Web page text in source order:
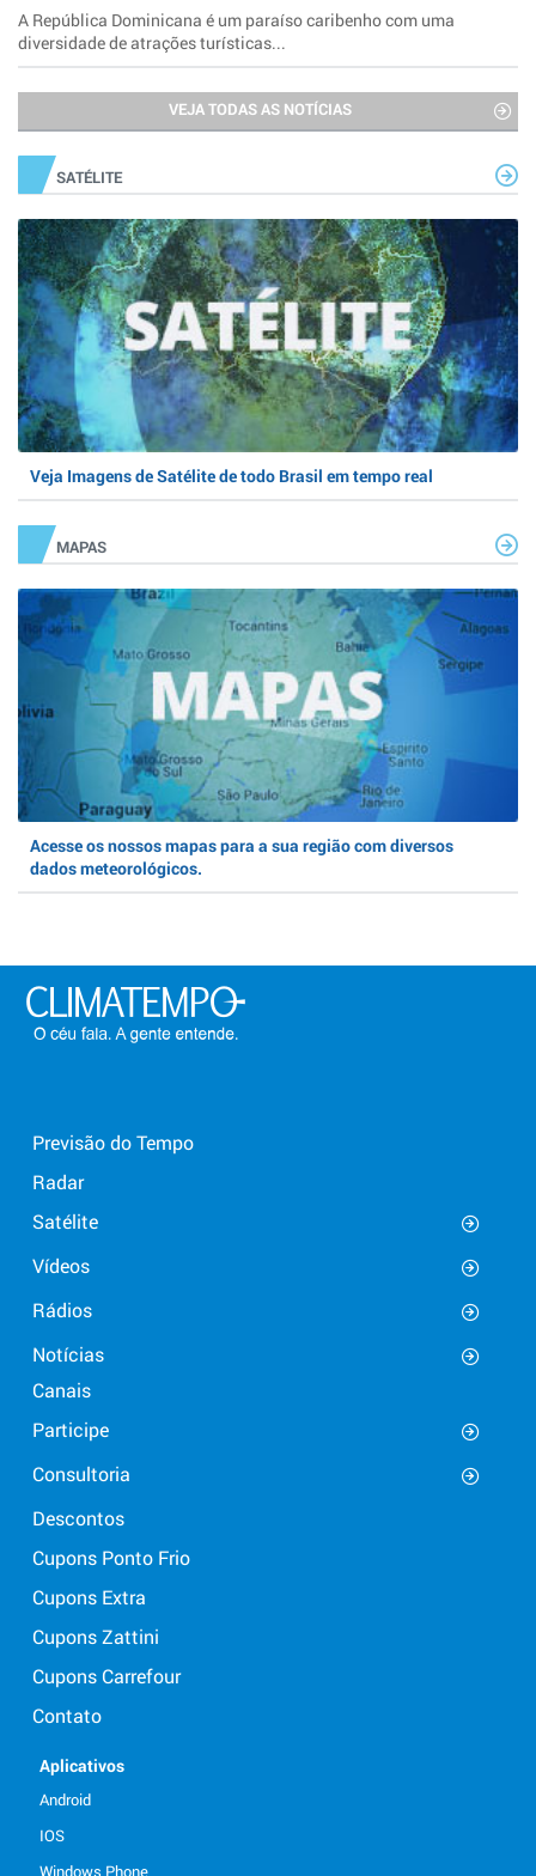
A República Dominicana é um paraíso caribenho com uma
diversidade de atrações turísticas...
VEJA TODAS AS NOTÍCIAS
SATÉLITE
Veja Imagens de Satélite de todo Brasil em tempo real
MAPAS
Acesse os nossos mapas para a sua região com diversos
dados meteorológicos.
Previsão do Tempo
Radar
Satélite
Vídeos
Rádios
Notícias
Canais
Participe
Consultoria
Descontos
Cupons Ponto Frio
Cupons Extra
Cupons Zattini
Cupons Carrefour
Contato
Aplicativos
Android
IOS
Windows Phone